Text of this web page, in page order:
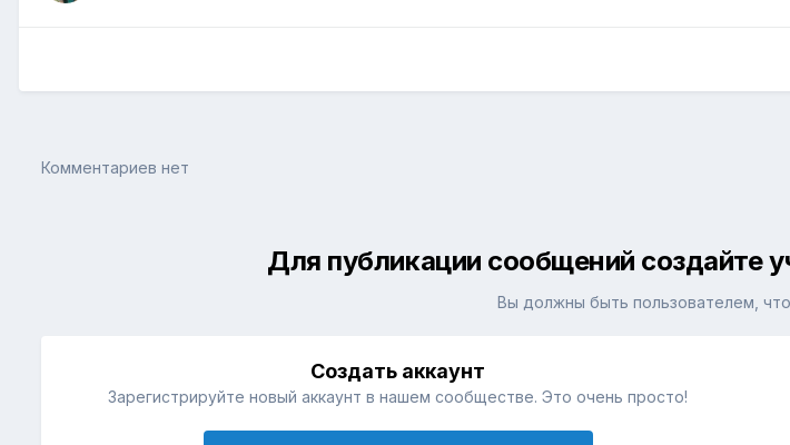
Комментариев нет
Для публикации сообщений создайте
Вы должны быть пользователем,
Создать аккаунт
Зарегистрируйте новый аккаунт в нашем сообществе. Это очень просто!